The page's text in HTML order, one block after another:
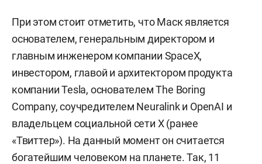
При этом стоит отметить, что Маск является
основателем, генеральным директором и
главным инженером компании SpaceX,
инвестором, главой и архитектором продукта
компании Tesla, основателем The Boring
Company, соучредителем Neuralink и OpenAI и
владельцем социальной сети X (ранее
«Твиттер»). На данный момент он считается
богатейшим человеком на планете. Так, 11